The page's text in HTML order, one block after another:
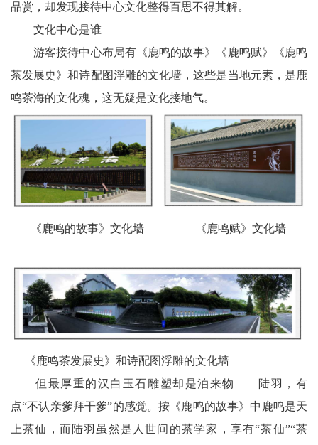
品赏，却发现接待中心文化整得百思不得其解。
文化中心是谁
游客接待中心布局有《鹿鸣的故事》《鹿鸣赋》《鹿鸣
茶发展史》和诗配图浮雕的文化墙，这些是当地元素，是鹿
鸣茶海的文化魂，这无疑是文化接地气。
《鹿鸣的故事》文化墙 《鹿鸣赋》文化墙
《鹿鸣茶发展史》和诗配图浮雕的文化墙
但最厚重的汉白玉石雕塑却是泊来物——陆羽，有
点“不认亲爹拜干爹”的感觉。按《鹿鸣的故事》中鹿鸣是天
上茶仙，而陆羽虽然是人世间的茶学家，享有“茶仙”“茶